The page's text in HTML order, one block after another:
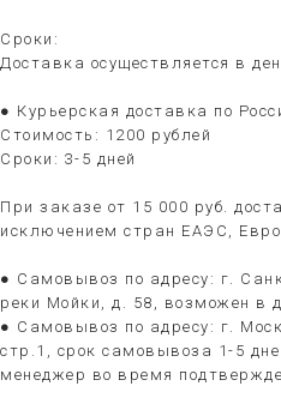
Сроки:
Доставка осуществляется в
● Курьерская доставка по
Стоимость: 1200 рублей
Сроки: 3-5 дней
При заказе от 15 000 руб.
исключением стран ЕАЭС,
● Самовывоз по адресу: г.
реки Мойки, д. 58, возможен в
● Самовывоз по адресу: г.
стр.1, срок самовывоза 1-5
менеджер во время